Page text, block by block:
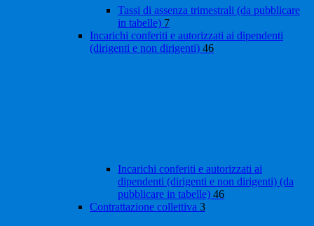
Tassi di assenza trimestrali (da pubblicare
in tabelle) 7
Incarichi conferiti e autorizzati ai dipendenti
(dirigenti e non dirigenti) 46
Incarichi conferiti e autorizzati ai
dipendenti (dirigenti e non dirigenti) (da
pubblicare in tabelle) 46
Contrattazione collettiva 3